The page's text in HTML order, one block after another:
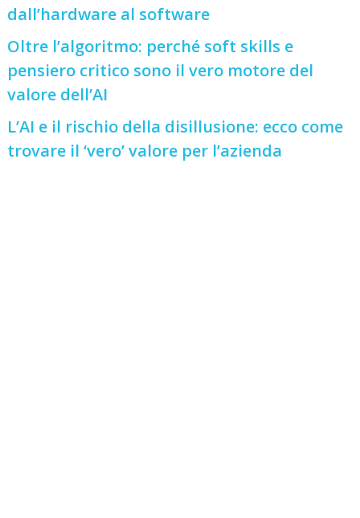
dall’hardware al software
Oltre l’algoritmo: perché soft skills e
pensiero critico sono il vero motore del
valore dell’AI
L’AI e il rischio della disillusione: ecco come
trovare il ‘vero’ valore per l’azienda